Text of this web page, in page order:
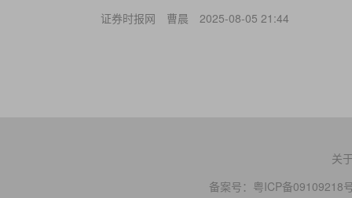
证券时报网 曹晨 2025-08-05 21:44
关
备案号： 粤ICP备09109218